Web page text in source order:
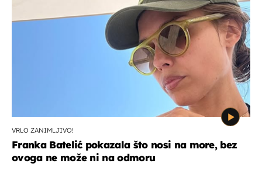
VRLO ZANIMLJIVO!
Franka Batelić pokazala što nosi na more, bez
ovoga ne može ni na odmoru